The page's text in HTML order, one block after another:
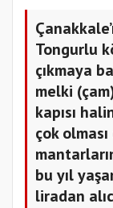
Tongurlu
çıkmaya
melki
kapısı
çok
bu yıl
liradan